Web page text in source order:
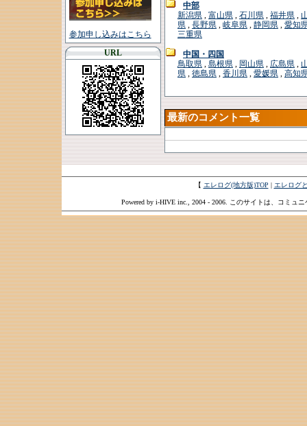
参加申し込みはこちら
URL
中部
新潟県 , 富山県 , 石川県 , 福井県 ,
県 , 長野県 , 岐阜県 , 静岡県 , 愛知
三重県
中国・四国
鳥取県 , 島根県 , 岡山県 , 広島県 ,
県 , 徳島県 , 香川県 , 愛媛県 , 高知
最新のコメント一覧
【 エレログ(地方版)TOP | エレログ
Powered by i-HIVE inc., 2004 - 2006. このサイトは、コミュ